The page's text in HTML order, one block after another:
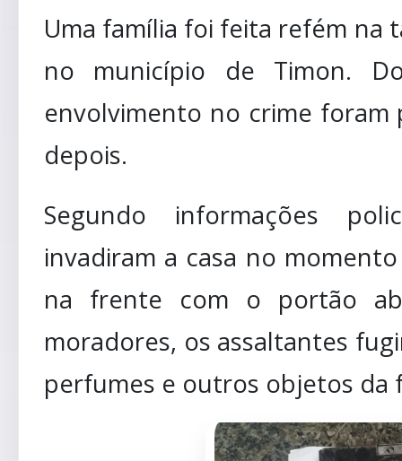
Uma família foi feita refém na
no município de Timon.
envolvimento no crime
depois.
Segundo informações
invadiram a casa no
na frente com o portão
moradores, os assaltantes
perfumes e outros objetos da